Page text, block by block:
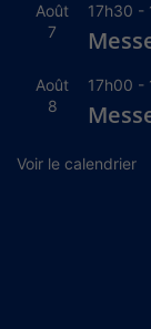
Août
7
17h30 -
Août
8
17h00 -
Voir le calendrier